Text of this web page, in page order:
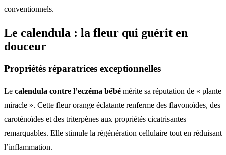
conventionnels.
Le calendula : la fleur qui guérit en
douceur
Propriétés réparatrices exceptionnelles
Le calendula contre l’eczéma bébé mérite sa réputation de « plante
miracle ». Cette fleur orange éclatante renferme des flavonoïdes, des
caroténoïdes et des triterpènes aux propriétés cicatrisantes
remarquables. Elle stimule la régénération cellulaire tout en réduisant
l’inflammation.